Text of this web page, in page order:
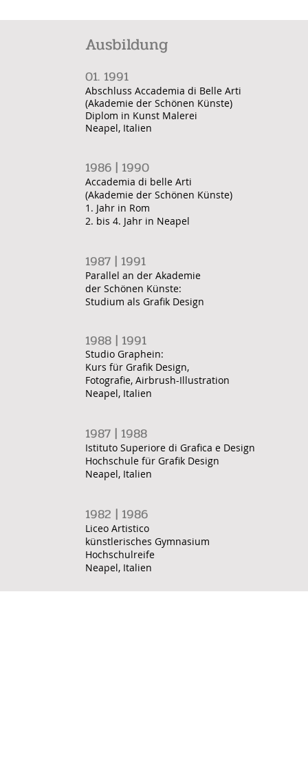
Ausbildung
01. 1991
Abschluss Accademia di Belle Arti
(Akademie der Schönen Künste)
Diplom in Kunst Malerei
Neapel, Italien
1986 | 1990
Accademia di belle Arti
(Akademie der Schönen Künste)
1. Jahr in Rom
2. bis 4. Jahr in Neapel
1987 | 1991
Parallel an der Akademie
der Schönen Künste:
Studium als Grafik Design
1988 | 1991
Studio Graphein:
Kurs für Grafik Design,
Fotografie, Airbrush-Illustration
Neapel, Italien
1987 | 1988
Istituto Superiore di Grafica e Design
Hochschule für Grafik Design
Neapel, Italien
1982 | 1986
Liceo Artistico
künstlerisches Gymnasium
Hochschulreife
Neapel, Italien